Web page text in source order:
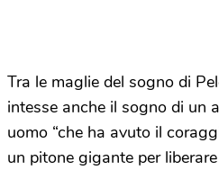
Tra le maglie del sogno di
intesse anche il sogno di un
uomo “che ha avuto il
un pitone gigante per